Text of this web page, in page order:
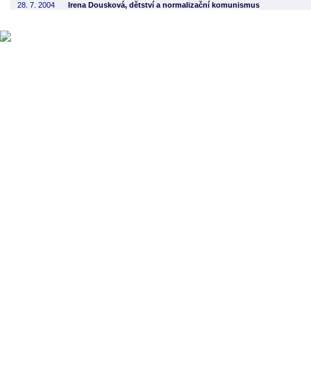
28. 7. 2004
Irena Dousková, dětství a normalizační komunismus